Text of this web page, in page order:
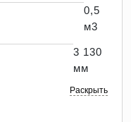
0,5
м3
3 130
мм
Раскрыть